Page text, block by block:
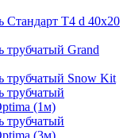
Стандарт Т4 d 40х20
трубчатый Grand
трубчатый Snow Kit
трубчатый
(1м)
трубчатый
(3м)